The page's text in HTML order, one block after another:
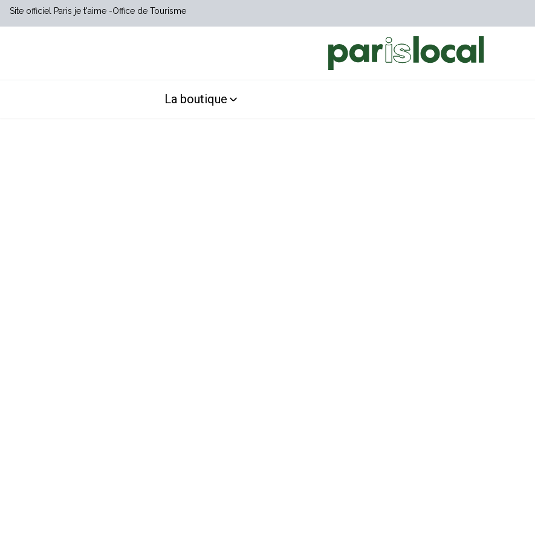
Site officiel Paris je t'aime Office de Tourisme
La boutique